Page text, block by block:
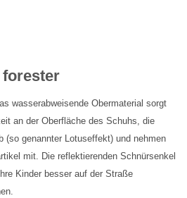
forester
wasserabweisende Obermaterial sorgt
an der Oberfläche des Schuhs, die
(so genannter Lotuseffekt) und nehmen
mit. Die reflektierenden Schnürsenkel
Kinder besser auf der Straße